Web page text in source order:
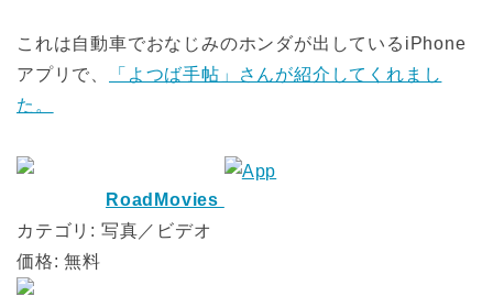
これは自動車でおなじみのホンダが出しているiPhone
アプリで、
「よつば手帖」さんが紹介してくれまし
た。
RoadMovies
カテゴリ: 写真／ビデオ
価格: 無料